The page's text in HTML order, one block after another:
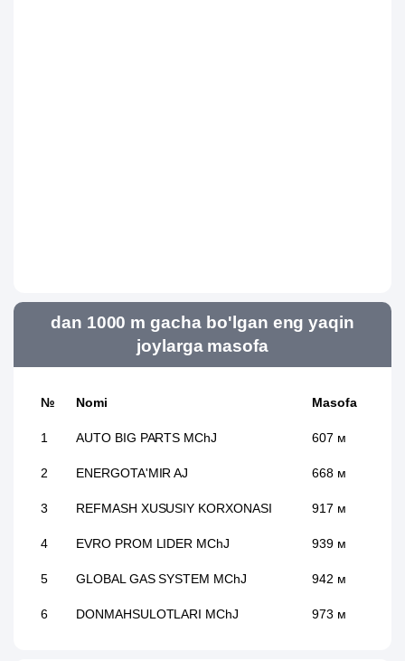
dan 1000 m gacha bo'lgan eng yaqin
joylarga masofa
№ Nomi Masofa
1 AUTO BIG PARTS MChJ 607 м
2 ENERGOTA'MIR AJ 668 м
3 REFMASH XUSUSIY KORXONASI 917 м
4 EVRO PROM LIDER MChJ 939 м
5 GLOBAL GAS SYSTEM MChJ 942 м
6 DONMAHSULOTLARI MChJ 973 м